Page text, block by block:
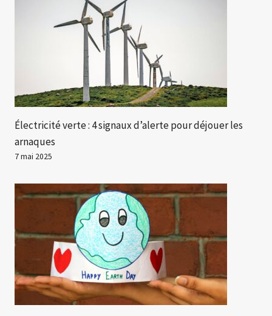
Électricité verte : 4 signaux d’alerte pour déjouer les
arnaques
7 mai 2025